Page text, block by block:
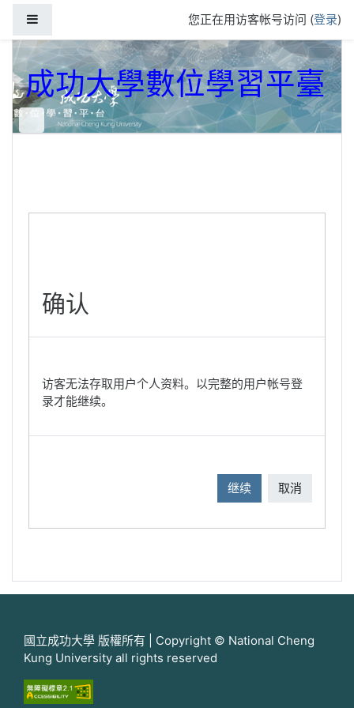
您正在用访客帐号访问 (登录)
成功大學數位學習平臺
确认
访客无法存取用户个人资料。以完整的用户帐号登
录才能继续。
继续 取消
國立成功大學 版權所有 | Copyright © National Cheng
Kung University all rights reserved